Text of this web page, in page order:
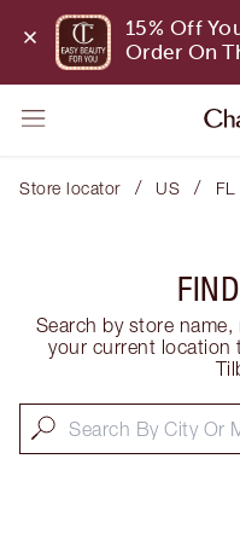
15% Off
Order On
Store locator / US / FL
Search by store
your current location